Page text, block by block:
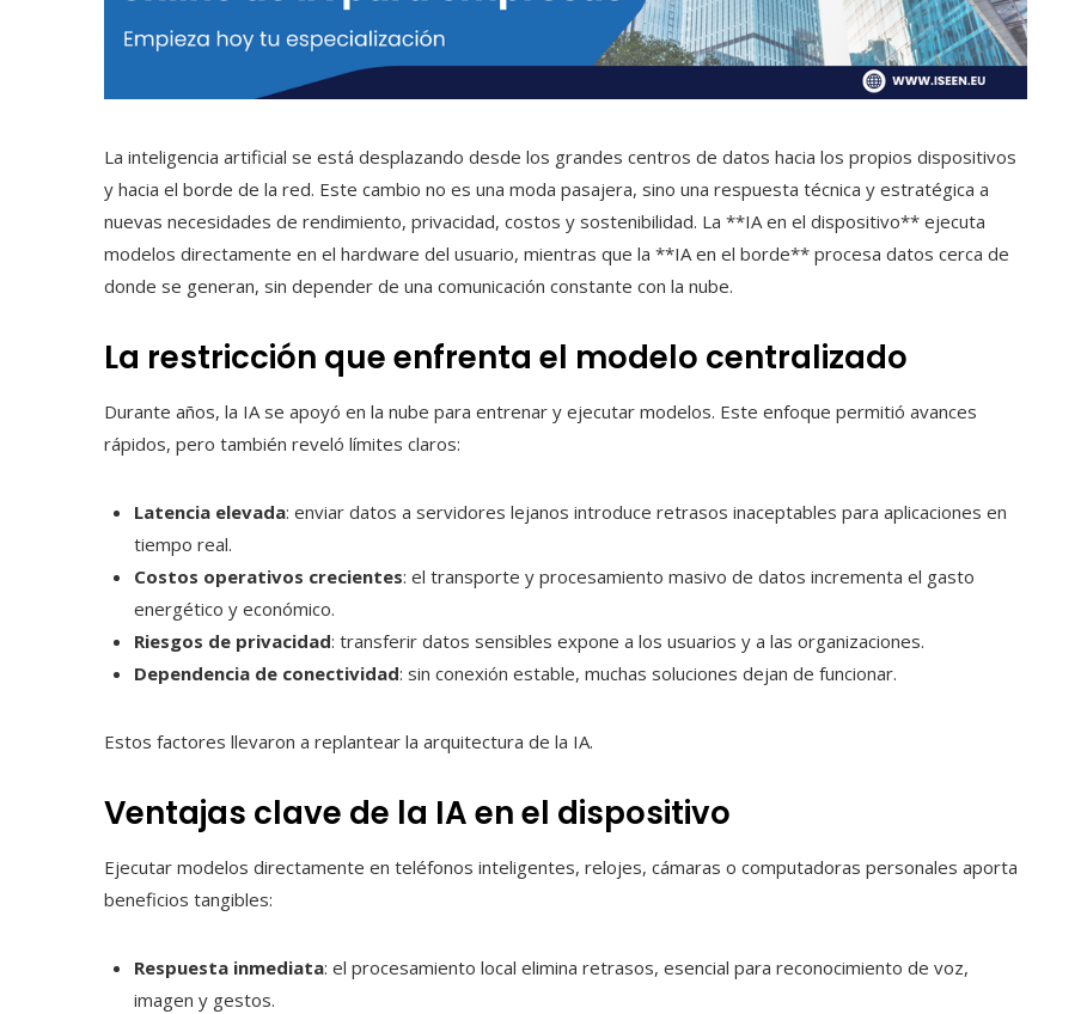
La inteligencia artificial se está desplazando desde los grandes centros de datos hacia los propios dispositivos
y hacia el borde de la red. Este cambio no es una moda pasajera, sino una respuesta técnica y estratégica a
nuevas necesidades de rendimiento, privacidad, costos y sostenibilidad. La **IA en el dispositivo** ejecuta
modelos directamente en el hardware del usuario, mientras que la **IA en el borde** procesa datos cerca de
donde se generan, sin depender de una comunicación constante con la nube.
La restricción que enfrenta el modelo centralizado
Durante años, la IA se apoyó en la nube para entrenar y ejecutar modelos. Este enfoque permitió avances
rápidos, pero también reveló límites claros:
Latencia elevada: enviar datos a servidores lejanos introduce retrasos inaceptables para aplicaciones en
tiempo real.
Costos operativos crecientes: el transporte y procesamiento masivo de datos incrementa el gasto
energético y económico.
Riesgos de privacidad: transferir datos sensibles expone a los usuarios y a las organizaciones.
Dependencia de conectividad: sin conexión estable, muchas soluciones dejan de funcionar.
Estos factores llevaron a replantear la arquitectura de la IA.
Ventajas clave de la IA en el dispositivo
Ejecutar modelos directamente en teléfonos inteligentes, relojes, cámaras o computadoras personales aporta
beneficios tangibles:
Respuesta inmediata: el procesamiento local elimina retrasos, esencial para reconocimiento de voz,
imagen y gestos.